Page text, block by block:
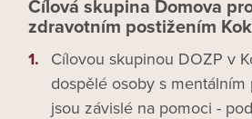
Cílová skupina Domova
zdravotním postižením
Cílovou skupinou DOZP v
dospělé osoby s
jsou závislé na pomoci -